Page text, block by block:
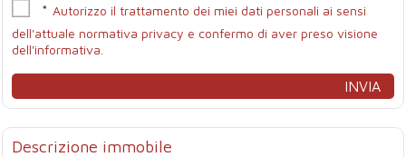
*Autorizzo il trattamento dei miei dati personali ai sensi
dell'attuale normativa privacy e confermo di aver preso visione
dell'informativa.
Descrizione immobile